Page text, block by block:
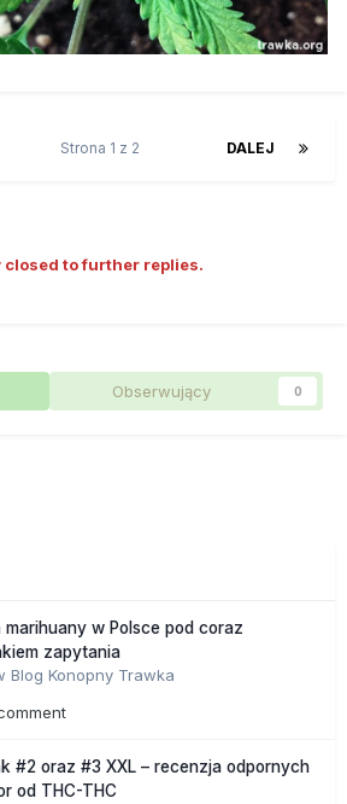
DALEJ
Strona 1 z 2
closed to further replies.
Obserwujący 0
marihuany w Polsce pod coraz
zapytania
Blog Konopny Trawka
#2 oraz #3 XXL – recenzja odpornych
od THC-THC